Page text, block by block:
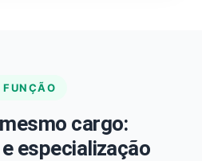
cargo:
especialização